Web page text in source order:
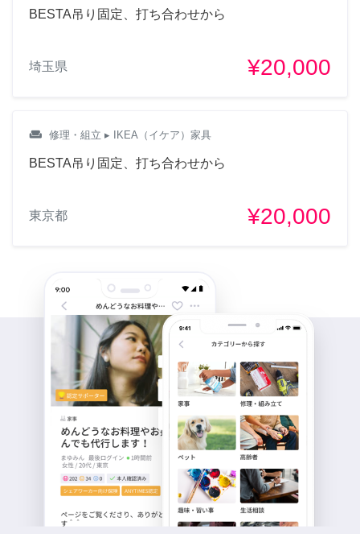
BESTA吊り固定、打ち合わせから
埼玉県 ¥20,000
weekend 修理・組立 ▸ IKEA（イケア）家具
BESTA吊り固定、打ち合わせから
東京都 ¥20,000